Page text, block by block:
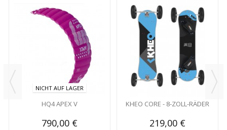
NICHT AUF LAGER
HQ4 APEX V
790,00 €
KHEO CORE - 8-ZOLL-RÄDER
219,00 €